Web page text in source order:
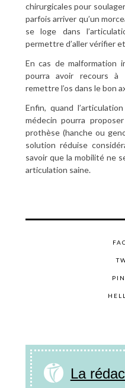
chirurgicales pour
parfois arriver qu’un
se loge dans
permettre d’aller vérifier
En cas de malformation
pourra avoir recours à
remettre l’os dans le bon
Enfin, quand
médecin pourra
prothèse (hanche ou
solution réduise
savoir que la mobilité ne
articulation saine.
La